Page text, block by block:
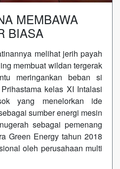
MEMBAWA
BIASA
melihat jerih payah
membuat wildan tergerak
meringankan beban si
kelas XI Intalasi
yang menelorkan ide
sumber energi mesin
sebagai pemenang
Green Energy tahun 2018
oleh perusahaan multi